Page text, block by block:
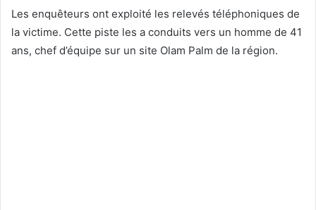
Les enquêteurs ont exploité les relevés téléphoniques de
la victime. Cette piste les a conduits vers un homme de 41
ans, chef d’équipe sur un site Olam Palm de la région.